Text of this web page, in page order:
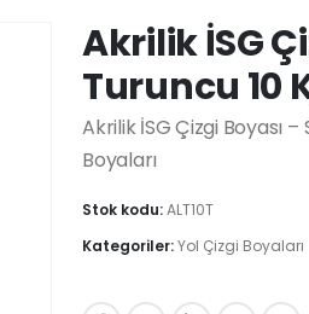
Akrilik İSG
Turuncu 10
Akrilik İSG Çizgi Boyası
Boyaları
Stok kodu:ALT10T
Kategoriler:Yol Çizgi Boyaları